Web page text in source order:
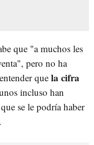
que "a muchos les
pero no ha
que la cifra
incluso han
se le podría haber